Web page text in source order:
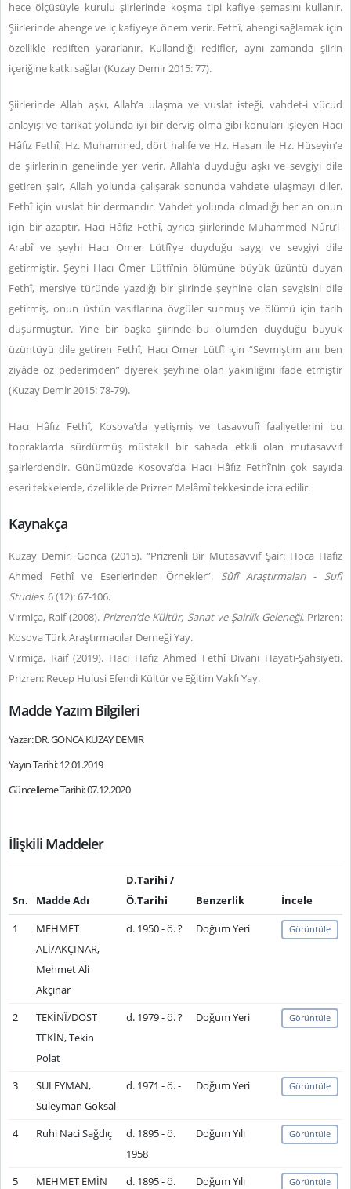
hece ölçüsüyle kurulu şiirlerinde koşma tipi kafiye şemasını kullanır.
Şiirlerinde ahenge ve iç kafiyeye önem verir. Fethî, ahengi sağlamak için
özellikle rediften yararlanır. Kullandığı redifler, aynı zamanda şiirin
içeriğine katkı sağlar (Kuzay Demir 2015: 77).
Şiirlerinde Allah aşkı, Allah’a ulaşma ve vuslat isteği, vahdet-i vücud
anlayışı ve tarikat yolunda iyi bir derviş olma gibi konuları işleyen Hacı
Hâfız Fethî; Hz. Muhammed, dört halife ve Hz. Hasan ile Hz. Hüseyin’e
de şiirlerinin genelinde yer verir. Allah’a duyduğu aşkı ve sevgiyi dile
getiren şair, Allah yolunda çalışarak sonunda vahdete ulaşmayı diler.
Fethî için vuslat bir dermandır. Vahdet yolunda olmadığı her an onun
için bir azaptır. Hacı Hâfız Fethî, ayrıca şiirlerinde Muhammed Nûrü’l-
Arabî ve şeyhi Hacı Ömer Lütfî’ye duyduğu saygı ve sevgiyi dile
getirmiştir. Şeyhi Hacı Ömer Lütfî’nin ölümüne büyük üzüntü duyan
Fethî, mersiye türünde yazdığı bir şiirinde şeyhine olan sevgisini dile
getirmiş, onun üstün vasıflarına övgüler sunmuş ve ölümü için tarih
düşürmüştür. Yine bir başka şiirinde bu ölümden duyduğu büyük
üzüntüyü dile getiren Fethî, Hacı Ömer Lütfî için “Sevmiştim anı ben
ziyâde öz pederimden” diyerek şeyhine olan yakınlığını ifade etmiştir
(Kuzay Demir 2015: 78-79).
Hacı Hâfız Fethî, Kosova’da yetişmiş ve tasavvufî faaliyetlerini bu
topraklarda sürdürmüş müstakil bir sahada etkili olan mutasavvıf
şairlerdendir. Günümüzde Kosova’da Hacı Hâfız Fethî’nin çok sayıda
eseri tekkelerde, özellikle de Prizren Melâmȋ tekkesinde icra edilir.
Kaynakça
Kuzay Demir, Gonca (2015). “Prizrenli Bir Mutasavvıf Şair: Hoca Hafız
Ahmed Fethî ve Eserlerinden Örnekler”. Sûfî Araştırmaları- Sufi
Studies.6 (12): 67-106.
Vırmiça, Raif (2008). Prizren’de Kültür, Sanat ve Şairlik Geleneği. Prizren:
Kosova Türk Araştırmacılar Derneği Yay.
Vırmiça, Raif (2019). Hacı Hafız Ahmed FethîDivanı Hayatı-Şahsiyeti.
Prizren: Recep Hulusi Efendi Kültür ve Eğitim Vakfı Yay.
Madde Yazım Bilgileri
Yazar: DR. GONCA KUZAY DEMİR
Yayın Tarihi: 12.01.2019
Güncelleme Tarihi: 07.12.2020
İlişkili Maddeler
Sn. Madde Adı
D.Tarihi /
Ö.Tarihi
Benzerlik
İncele
1
MEHMET
ALİ/AKÇINAR,
Mehmet Ali
Akçınar
d. 1950 - ö. ? Doğum Yeri Görüntüle
2
TEKİNÎ/DOST
TEKİN, Tekin
Polat
d. 1979 - ö. ? Doğum Yeri Görüntüle
3
SÜLEYMAN,
Süleyman Göksal
d. 1971 - ö. - Doğum Yeri Görüntüle
4 Ruhi Naci Sağdıç
d. 1895 - ö.
1958
Doğum Yılı Görüntüle
5
MEHMET EMİN
d. 1895 - ö.
Doğum Yılı Görüntüle